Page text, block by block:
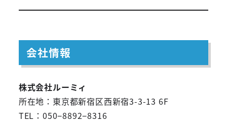
会社情報
株式会社ルーミィ
所在地：東京都新宿区西新宿3-3-13 6F
TEL：050−8892−8316